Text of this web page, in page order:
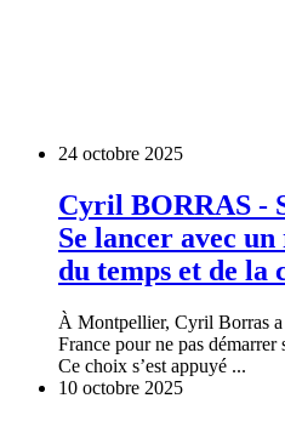
24 octobre 2025
Cyril BORRAS -
Se lancer avec un
du temps et de la
À Montpellier, Cyril Borras
France pour ne pas démarrer
Ce choix s’est appuyé ...
10 octobre 2025